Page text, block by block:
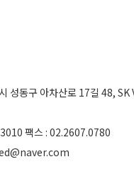
성동구 아차산로 17길 48,
팩스 : 02.2607.0780